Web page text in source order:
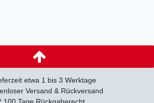
etwa 1 bis 3 Werktage
Versand & Rückversand